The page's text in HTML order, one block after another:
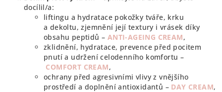
docílil/a:
liftingu a hydratace pokožky tváře, krku
a dekoltu, zjemnění její textury i vrásek díky
obsahu peptidů – ANTI-AGEING CREAM,
zklidnění, hydratace, prevence před pocitem
pnutí a udržení celodenního komfortu –
COMFORT CREAM,
ochrany před agresivními vlivy z vnějšího
prostředí a doplnění antioxidantů – DAY CREAM,